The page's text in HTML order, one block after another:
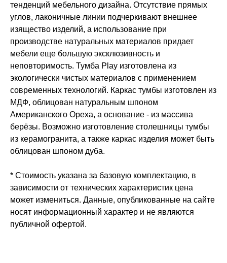
тенденций мебельного дизайна. Отсутствие прямых
углов, лаконичные линии подчеркивают внешнее
изящество изделий, а использование при
производстве натуральных материалов придает
мебели еще большую эксклюзивность и
неповторимость. Тумба Play изготовлена из
экологически чистых материалов с применением
современных технологий. Каркас тумбы изготовлен из
МДФ, облицован натуральным шпоном
Американского Ореха, а основание - из массива
берёзы. Возможно изготовление столешницы тумбы
из керамогранита, а также каркас изделия может быть
облицован шпоном дуба.
* Стоимость указана за базовую комплектацию, в
зависимости от технических характеристик цена
может измениться. Данные, опубликованные на сайте
носят информационный характер и не являются
публичной офертой.